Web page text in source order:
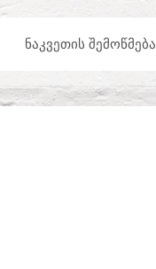
ᲜᲐᲙᲕᲔᲗᲘᲡ ᲨᲔᲛᲝᲬᲛᲔᲑᲐ